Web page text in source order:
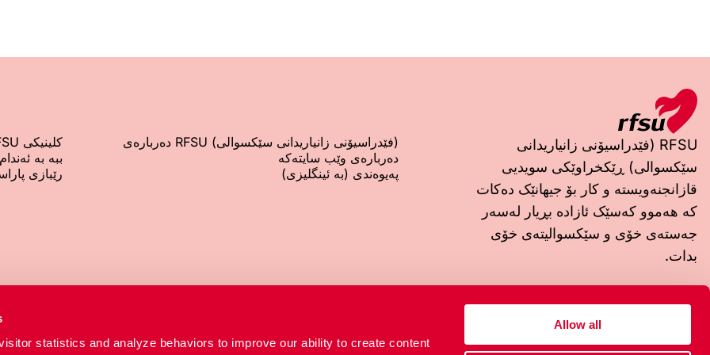
statistics and analyze behaviors to improve our ability to create content
Allow all
RFSU (فێدراسیۆنی زانیاریدانی
سێکسوالی) ڕێکخراوێکی سویدیی
قازانجنەویستە و کار بۆ جیهانێک دەکات
کە هەموو کەسێک ئازادە بڕیار لەسەر
جەستەی خۆی و سێکسوالیتەی خۆی
بدات.
(فێدراسیۆنی زانیاریدانی سێکسوالی) RFSU دەربارەی
دەربارەی وێب سایتەکە
پەیوەندی (بە ئینگلیزی)
کلینیکی RFSU (بە ئینگلیزی)
ببە بە
رێبازی
ناونیشانی سھردانکردن
Rosenlundsgatan 9
118 53 Stockholm
ناونیشانی پۆستی
102 67 Stockholm
8133